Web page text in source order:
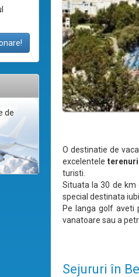
de
O destinatie de
excelentele
turisti.
Situata la 30 de
special destinata
Pe langa golf aveti
vanatoare sau a
Sejururi în